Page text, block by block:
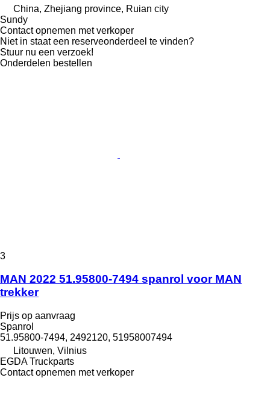
China, Zhejiang province, Ruian city
Sundy
Contact opnemen met verkoper
Niet in staat een reserveonderdeel te vinden?
Stuur nu een verzoek!
Onderdelen bestellen
3
MAN 2022 51.95800-7494 spanrol voor MAN
trekker
Prijs op aanvraag
Spanrol
51.95800-7494, 2492120, 51958007494
Litouwen, Vilnius
EGDA Truckparts
Contact opnemen met verkoper